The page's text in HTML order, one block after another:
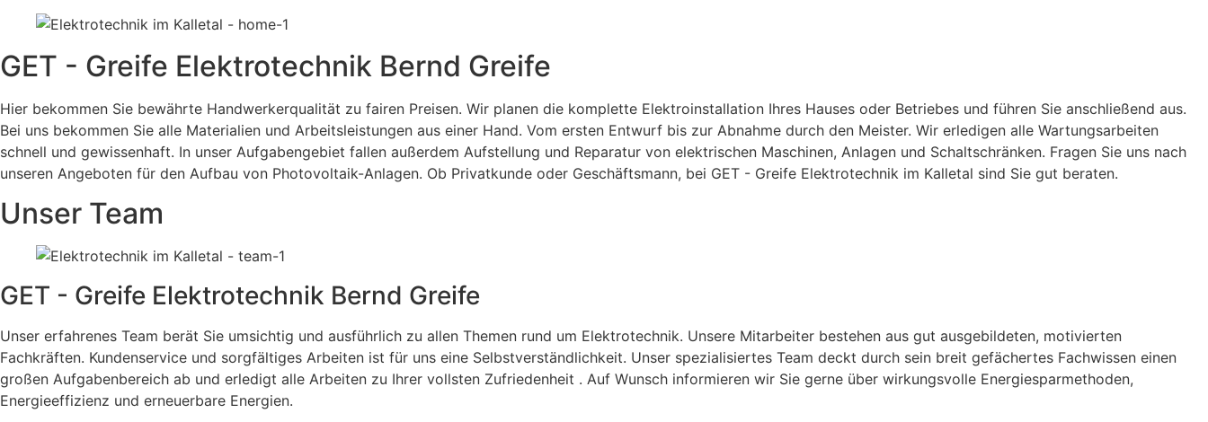
GET - Greife Elektrotechnik Bernd Greife
Hier bekommen Sie bewährte Handwerkerqualität zu fairen Preisen. Wir planen die komplette Elektroinstallation Ihres Hauses oder Betriebes und führen Sie anschließend aus.
Bei uns bekommen Sie alle Materialien und Arbeitsleistungen aus einer Hand. Vom ersten Entwurf bis zur Abnahme durch den Meister. Wir erledigen alle Wartungsarbeiten
schnell und gewissenhaft. In unser Aufgabengebiet fallen außerdem Aufstellung und Reparatur von elektrischen Maschinen, Anlagen und Schaltschränken. Fragen Sie uns nach
unseren Angeboten für den Aufbau von Photovoltaik-Anlagen. Ob Privatkunde oder Geschäftsmann, bei GET - Greife Elektrotechnik im Kalletal sind Sie gut beraten.
Unser Team
GET - Greife Elektrotechnik Bernd Greife
Unser erfahrenes Team berät Sie umsichtig und ausführlich zu allen Themen rund um Elektrotechnik. Unsere Mitarbeiter bestehen aus gut ausgebildeten, motivierten
Fachkräften. Kundenservice und sorgfältiges Arbeiten ist für uns eine Selbstverständlichkeit. Unser spezialisiertes Team deckt durch sein breit gefächertes Fachwissen einen
großen Aufgabenbereich ab und erledigt alle Arbeiten zu Ihrer vollsten Zufriedenheit . Auf Wunsch informieren wir Sie gerne über wirkungsvolle Energiesparmethoden,
Energieeffizienz und erneuerbare Energien.